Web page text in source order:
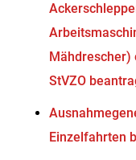
Mähdrescher)
StVZO
Einzelfahrten